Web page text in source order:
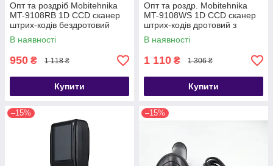
Опт та роздріб Mobitehnika
MT-9108RB 1D CCD сканер
штрих-кодів бездротовий
2.4G, USB (AW-9108RB)
В наявності
950 ₴ 1 118 ₴
Купити
Опт та роздр. Mobitehnika
MT-9108WS 1D CCD сканер
штрих-кодів дротовий з
датчиком руху та стійкою,
USB (AW-9108A)
В наявності
1 110 ₴ 1 306 ₴
Купити
–15% –15%